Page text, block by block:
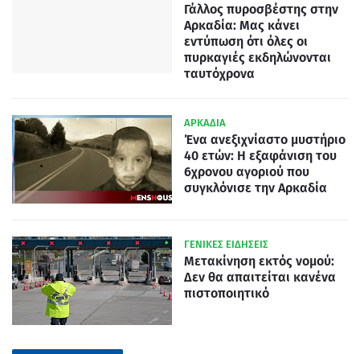
Γάλλος πυροσβέστης στην
Αρκαδία: Μας κάνει
εντύπωση ότι όλες οι
πυρκαγιές εκδηλώνονται
ταυτόχρονα
ΑΡΚΑΔΙΑ
Ένα ανεξιχνίαστο μυστήριο
40 ετών: Η εξαφάνιση του
6χρονου αγοριού που
συγκλόνισε την Αρκαδία
ΓΕΝΙΚΕΣ ΕΙΔΗΣΕΙΣ
Μετακίνηση εκτός νομού:
Δεν θα απαιτείται κανένα
πιστοποιητικό